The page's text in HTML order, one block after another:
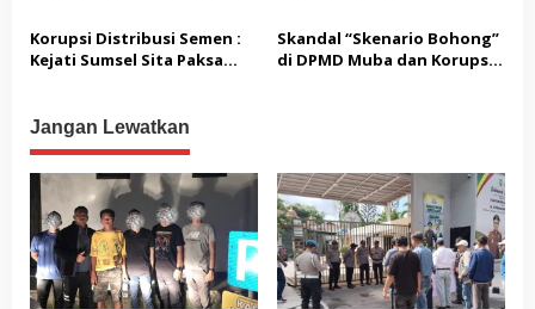
Pekanbaru!
Korupsi Distribusi Semen :
Kejati Sumsel Sita Paksa
Skandal “Skenario Bohong”
di DPMD Muba dan Korupsi
Jangan Lewatkan